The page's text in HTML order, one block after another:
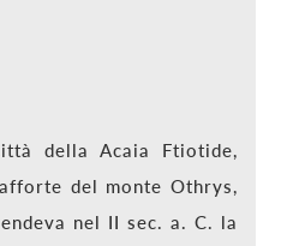
della Acaia Ftiotide,
del monte Othrys,
nel II sec. a. C. la